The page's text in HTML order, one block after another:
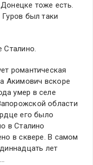
тоже есть.
был таки
Сталино.
романтическая
Акимович вскоре
умер в селе
области
его было
в Сталино
в сквере. В самом
лет